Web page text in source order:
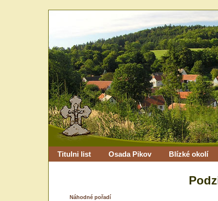
Titulni list Osada Pikov Blízké okolí
Náhodné pořadí